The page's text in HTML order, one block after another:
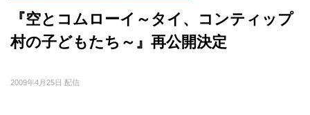
『空とコムローイ～タイ、コンティップ
村の子どもたち～』再公開決定
2009年4月25日 配信